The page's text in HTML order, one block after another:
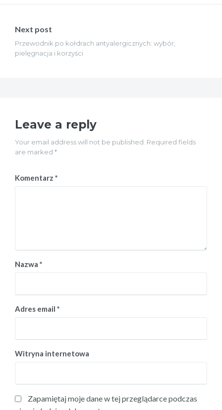
Next post
Przewodnik po kołdrach antyalergicznych: wybór,
pielęgnacja i korzyści
Leave a reply
Your email address will not be published. Required fields
are marked *
Komentarz *
Nazwa *
Adres email *
Witryna internetowa
Zapamiętaj moje dane w tej przeglądarce podczas